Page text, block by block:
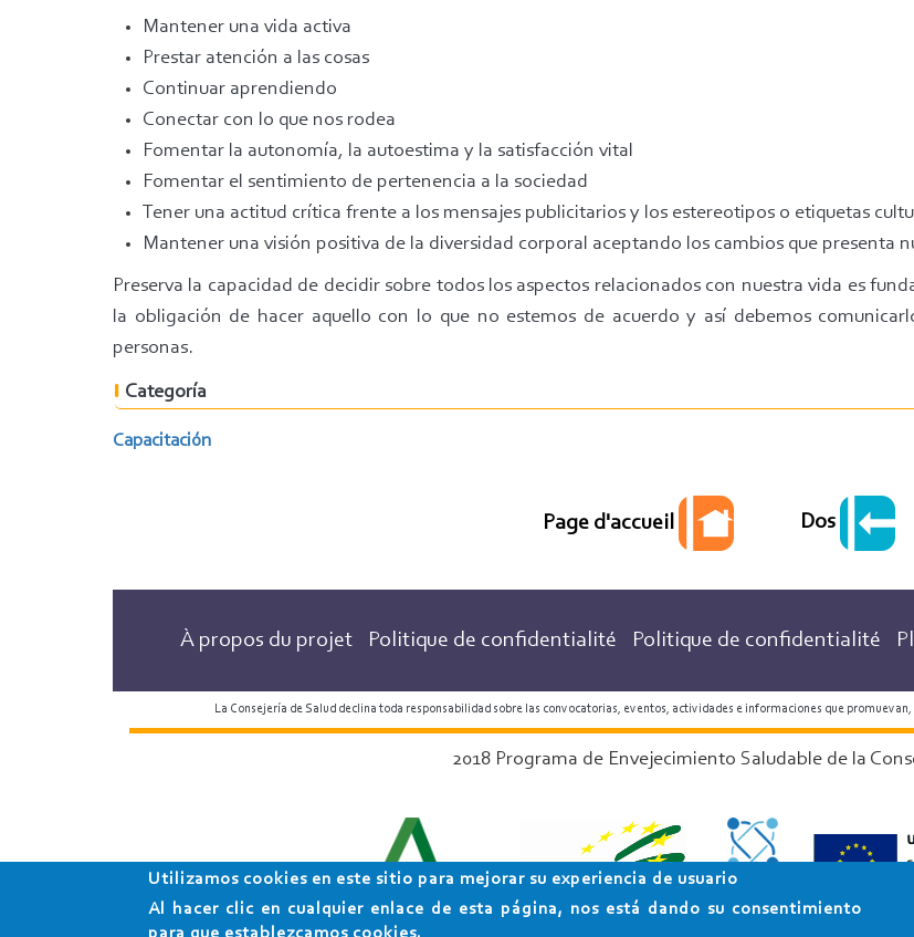
Mantener una vida activa
Prestar atención a las cosas
Continuar aprendiendo
Conectar con lo que nos rodea
Fomentar la autonomía, la autoestima y la satisfacción vital
Fomentar el sentimiento de pertenencia a la sociedad
Tener una actitud crítica frente a los mensajes publicitarios y los estereotipos o etiquetas
Mantener una visión positiva de la diversidad corporal aceptando los cambios que presenta
Preserva la capacidad de decidir sobre todos los aspectos relacionados con nuestra vida es
la obligación de hacer aquello con lo que no estemos de acuerdo y así debemos
personas.
Categoría
Capacitación
Page d'accueil Dos
À propos du projet Politique de confidentialité Politique de confidentialité
La Consejería de Salud declina toda responsabilidad sobre las convocatorias, eventos, actividades e informaciones que
2018 Programa de Envejecimiento Saludable de la
Utilizamos cookies en este sitio para mejorar su experiencia de usuario
Al hacer clic en cualquier enlace de esta página, nos está dando su consentimiento